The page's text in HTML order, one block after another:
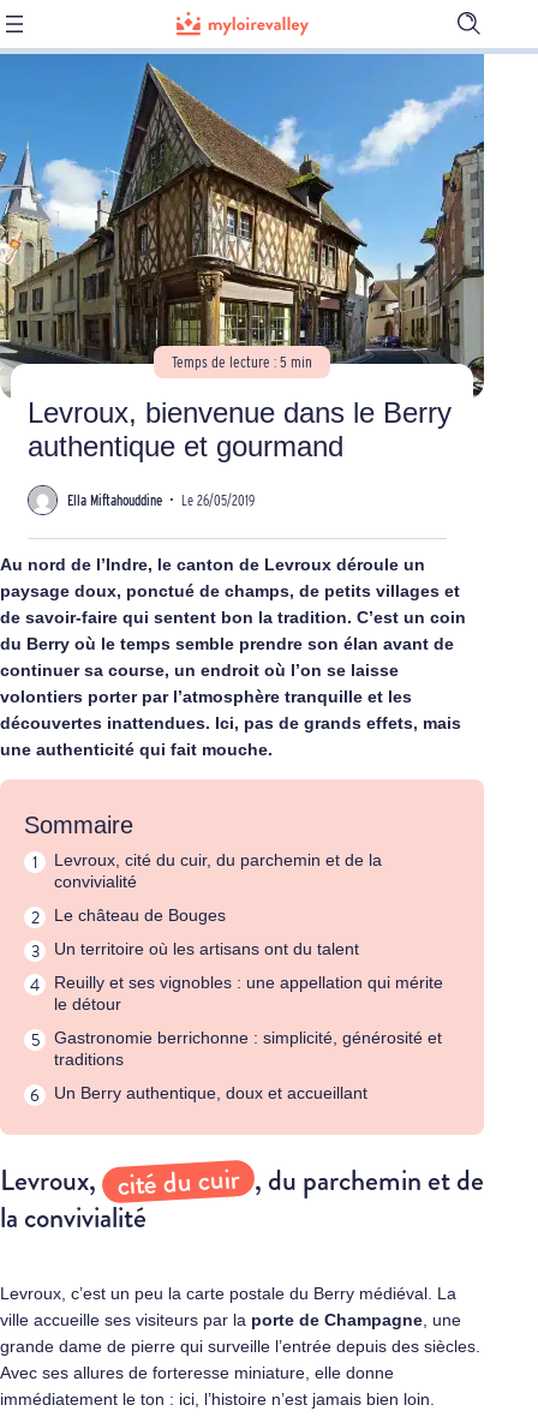
Ouvrir
la
de
Temps de lecture : 5 min
Levroux, bienvenue dans le Berry
authentique et gourmand
Ella Miftahouddine • Le 26/05/2019
Au nord de l’Indre, le canton de Levroux déroule un
paysage doux, ponctué de champs, de petits villages et
de savoir‑faire qui sentent bon la tradition. C’est un coin
du Berry où le temps semble prendre son élan avant de
continuer sa course, un endroit où l’on se laisse
volontiers porter par l’atmosphère tranquille et les
découvertes inattendues. Ici, pas de grands effets, mais
une authenticité qui fait mouche.
Sommaire
Levroux, cité du cuir, du parchemin et de la
convivialité
Le château de Bouges
Un territoire où les artisans ont du talent
Reuilly et ses vignobles : une appellation qui mérite
le détour
Gastronomie berrichonne : simplicité, générosité et
traditions
Un Berry authentique, doux et accueillant
Levroux, cité du cuir , du parchemin et de
la convivialité
Levroux, c’est un peu la carte postale du Berry médiéval. La
ville accueille ses visiteurs par la porte de Champagne , une
grande dame de pierre qui surveille l’entrée depuis des siècles.
Avec ses allures de forteresse miniature, elle donne
immédiatement le ton : ici, l’histoire n’est jamais bien loin.